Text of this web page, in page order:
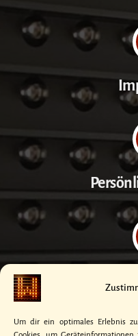
Um dir ein optimales Erlebnis